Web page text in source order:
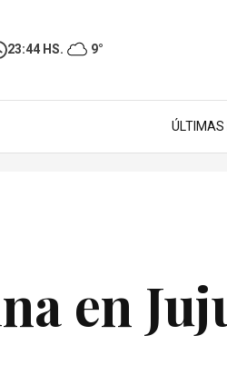
23:44 HS. 9°
ÚLTIMAS
en